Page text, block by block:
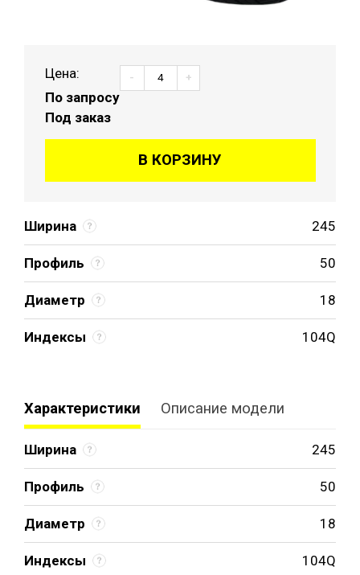
Ширина 245
Профиль 50
Диаметр 18
Индексы 104Q
Цена:
По запросу
Под заказ
- +
В КОРЗИНУ
Характеристики Описание модели
Ширина 245
Профиль 50
Диаметр 18
Индексы 104Q